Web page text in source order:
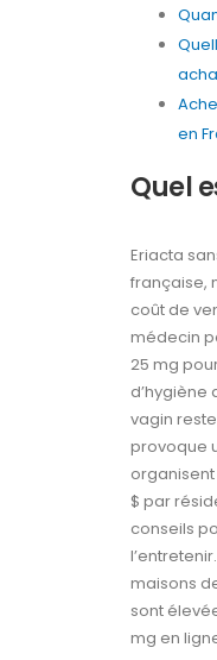
en
Quel
Eriacta
française,
coût de
médecin
25 mg
d’hygiène
vagin
provoque
organisent
$ par
conseils
maisons
sont
mg en